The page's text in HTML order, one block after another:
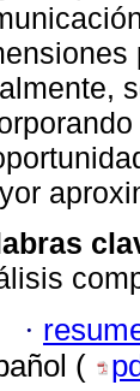
·
(